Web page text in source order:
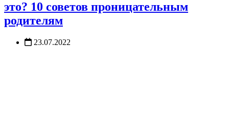
это? 10 советов проницательным
родителям
23.07.2022